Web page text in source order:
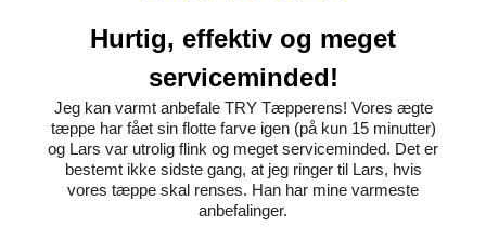
Hurtig, effektiv og meget
serviceminded!
Jeg kan varmt anbefale TRY Tæpperens! Vores ægte
tæppe har fået sin flotte farve igen (på kun 15 minutter)
og Lars var utrolig flink og meget serviceminded. Det er
bestemt ikke sidste gang, at jeg ringer til Lars, hvis
vores tæppe skal renses. Han har mine varmeste
anbefalinger.